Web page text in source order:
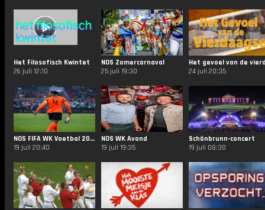
Het Filosofisch Kwintet
26 juli 12:10
NOS Zomercarnaval
25 juli 19:30
24 juli 20:35
NOS FIFA WK Voetbal 2026
19 juli 20:40
NOS WK Avond
19 juli 19:35
Schönbrunn-concert
19 juli 08:30